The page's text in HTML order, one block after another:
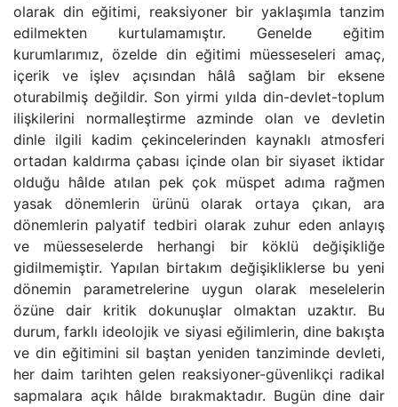
olarak din eğitimi, reaksiyoner bir yaklaşımla tanzim
edilmekten kurtulamamıştır. Genelde eğitim
kurumlarımız, özelde din eğitimi müesseseleri amaç,
içerik ve işlev açısından hâlâ sağlam bir eksene
oturabilmiş değildir. Son yirmi yılda din-devlet-toplum
ilişkilerini normalleştirme azminde olan ve devletin
dinle ilgili kadim çekincelerinden kaynaklı atmosferi
ortadan kaldırma çabası içinde olan bir siyaset iktidar
olduğu hâlde atılan pek çok müspet adıma rağmen
yasak dönemlerin ürünü olarak ortaya çıkan, ara
dönemlerin palyatif tedbiri olarak zuhur eden anlayış
ve müesseselerde herhangi bir köklü değişikliğe
gidilmemiştir. Yapılan birtakım değişikliklerse bu yeni
dönemin parametrelerine uygun olarak meselelerin
özüne dair kritik dokunuşlar olmaktan uzaktır. Bu
durum, farklı ideolojik ve siyasi eğilimlerin, dine bakışta
ve din eğitimini sil baştan yeniden tanziminde devleti,
her daim tarihten gelen reaksiyoner-güvenlikçi radikal
sapmalara açık hâlde bırakmaktadır. Bugün dine dair